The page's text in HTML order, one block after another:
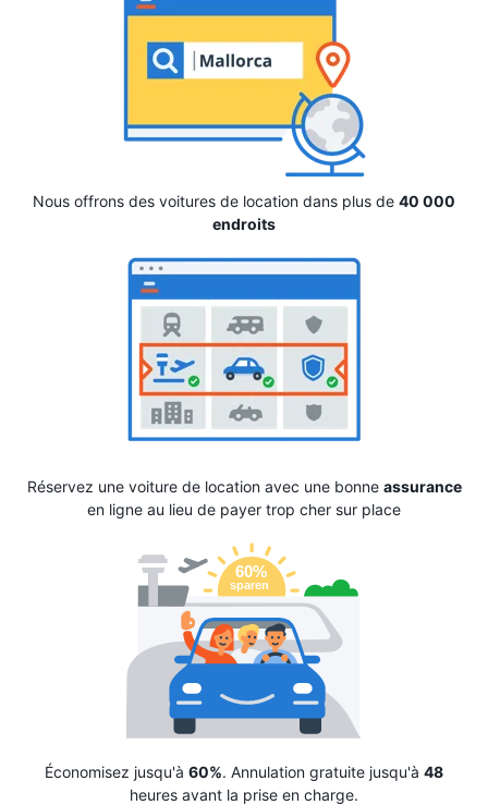
Nous offrons des voitures de location dans plus de 40 000
endroits
Réservez une voiture de location avec une bonne assurance
en ligne au lieu de payer trop cher sur place
Économisez jusqu'à 60%. Annulation gratuite jusqu'à 48
heures avant la prise en charge.